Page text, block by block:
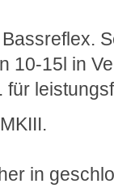
10-15l in
für
in